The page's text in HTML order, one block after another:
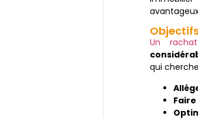
Un
qui